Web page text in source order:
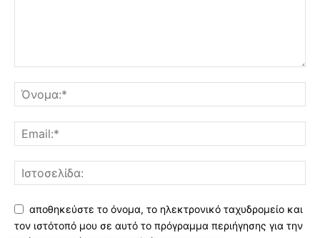
αποθηκεύστε το όνομα, το ηλεκτρονικό ταχυδρομείο και
τον ιστότοπό μου σε αυτό το πρόγραμμα περιήγησης για την